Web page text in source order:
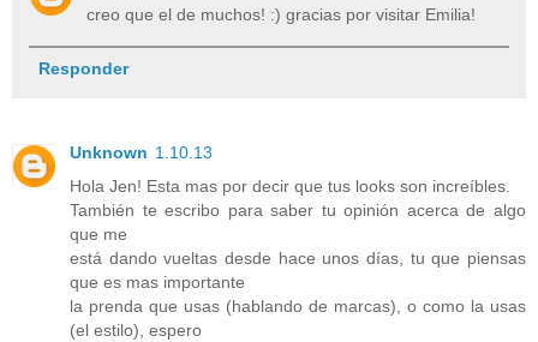
creo que el de muchos! :) gracias por visitar Emilia!
Responder
Unknown 1.10.13
Hola Jen! Esta mas por decir que tus looks son increíbles.
También te escribo para saber tu opinión acerca de algo
que me
está dando vueltas desde hace unos días, tu que piensas
que es mas importante
la prenda que usas (hablando de marcas), o como la usas
(el estilo), espero